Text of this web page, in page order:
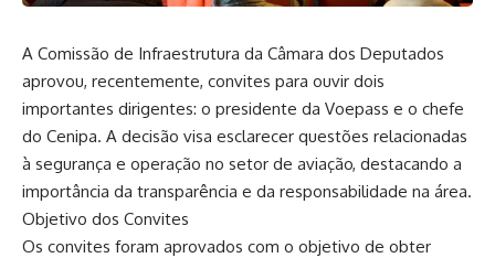
A Comissão de Infraestrutura da Câmara dos Deputados
aprovou, recentemente, convites para ouvir dois
importantes dirigentes: o presidente da Voepass e o chefe
do Cenipa. A decisão visa esclarecer questões relacionadas
à segurança e operação no setor de aviação, destacando a
importância da transparência e da responsabilidade na área.
Objetivo dos Convites
Os convites foram aprovados com o objetivo de obter